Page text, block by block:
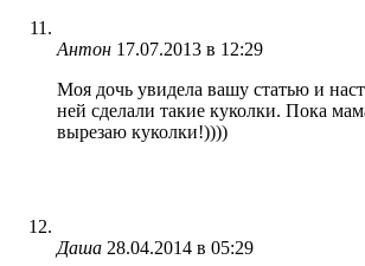
Антон 17.07.2013 в 12:29
Моя дочь увидела вашу статью и
ней сделали такие куколки. Пока
вырезаю куколки!))))
Даша 28.04.2014 в 05:29